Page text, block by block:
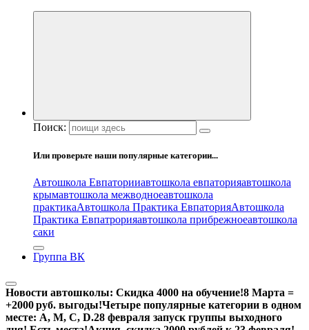
Поиск:
Или проверьте наши популярные категории...
Автошкола Евпаторииавтошкола евпаторияавтошкола
крымавтошкола межводноеавтошкола
практикаАвтошкола Практика ЕвпаторияАвтошкола
Практика Евпатрорияавтошкола прибрежноеавтошкола
саки
Группа ВК
Новости автошколы: Скидка 4000 на обучение!8 Марта =
+2000 руб. выгоды!Четыре популярные категории в одном
месте: А, М, С, D.28 февраля запуск группы выходного